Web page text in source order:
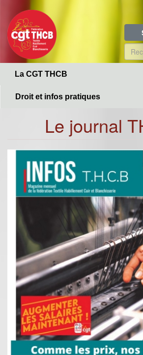
contenu
principal
de
La CGT THCB
Droit et infos pratiques
Le journal